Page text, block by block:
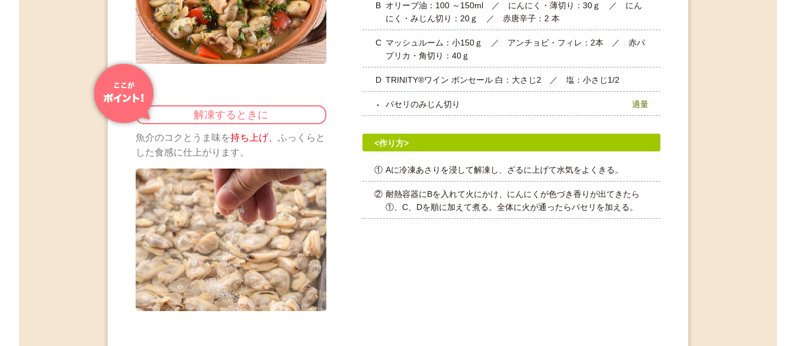
解凍するときに
魚介のコクとうま味を持ち上げ、 ふっくらと
した食感に仕上がります。
B オリーブ油：100 ～150ml ／ にんにく・薄切り：30ｇ ／ にん
にく・みじん切り：20ｇ ／ 赤唐辛子：2 本
C マッシュルーム：小150ｇ ／ アンチョビ・フィレ：2本 ／ 赤パ
プリカ・角切り：40ｇ
D TRINITY®ワイン ボンセール 白：大さじ2 ／ 塩：小さじ1/2
パセリのみじん切り 適量
<作り方>
① Aに冷凍あさりを浸して解凍し、ざるに上げて水気をよくきる。
② 耐熱容器にBを入れて火にかけ、にんにくが色づき香りが出てきたら
①、C、Dを順に加えて煮る。全体に火が通ったらパセリを加える。